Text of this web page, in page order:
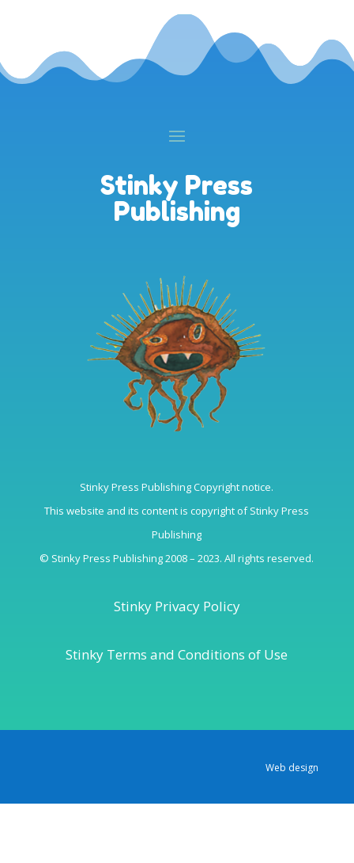
Stinky Press
Publishing
Stinky Press Publishing Copyright notice.
This website and its content is copyright of Stinky Press
Publishing
© Stinky Press Publishing 2008 – 2023. All rights reserved.
Stinky Privacy Policy
Stinky Terms and Conditions of Use
Web design